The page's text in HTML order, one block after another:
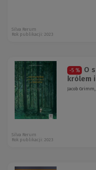
Silva Rerum
Rok publikacji: 2023
-5 %
O
królem
Jacob
Silva Rerum
Rok publikacji: 2023